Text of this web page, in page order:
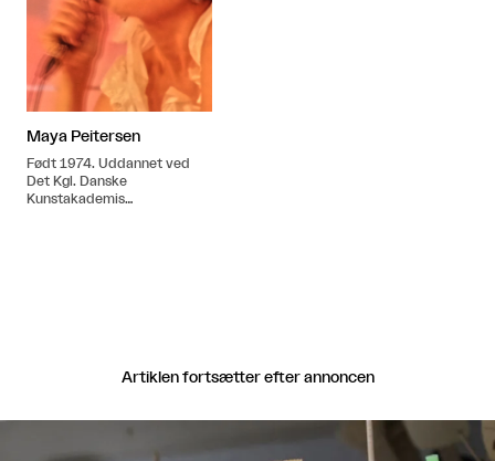
Maya Peitersen
Født 1974. Uddannet ved
Det Kgl. Danske
Kunstakademis
Artiklen fortsætter efter annoncen